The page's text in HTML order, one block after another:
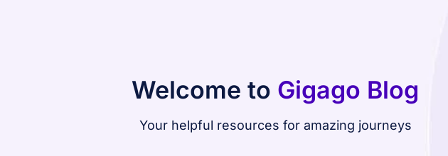
Welcome to Gigago Blog
Your helpful resources for amazing journeys